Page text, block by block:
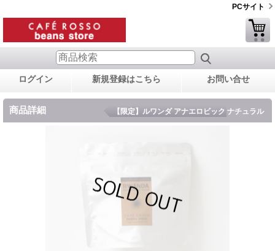
PCサイト
ログイン 新規登録はこちら お問い合せ
商品詳細 【限定】ルワンダ アナエロビック ナチュラル